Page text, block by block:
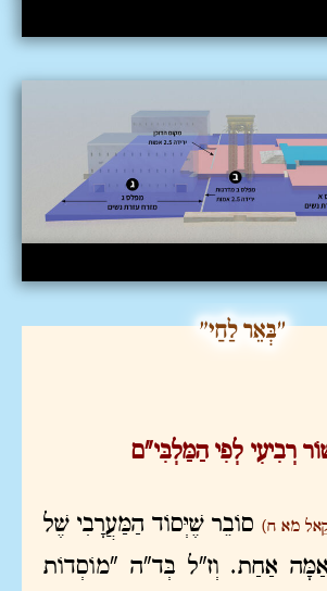
רְבִיעִי לְפִי הַמַּלְבִּי"ם
מא ח)סוֹבֵר שֶׁיְּסוֹד הַמַּעֲרָבִי שֶׁל
אַחַת. וְז"ל בְּד"ה "מוֹסְדוֹת